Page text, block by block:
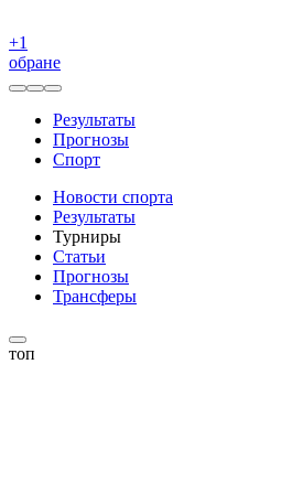
+1
обране
Результаты
Прогнозы
Спорт
Новости спорта
Результаты
Турниры
Статьи
Прогнозы
Трансферы
топ